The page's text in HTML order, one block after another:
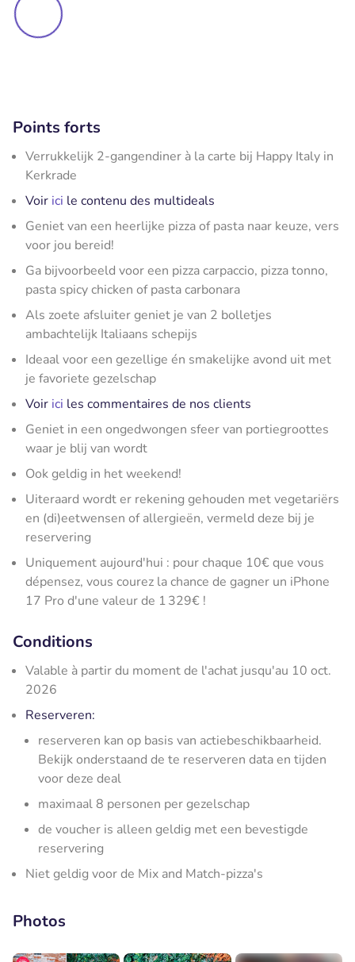
Points forts
Verrukkelijk 2-gangendiner à la carte bij Happy Italy in
Kerkrade
Voir ici le contenu des multideals
Geniet van een heerlijke pizza of pasta naar keuze, vers
voor jou bereid!
Ga bijvoorbeeld voor een pizza carpaccio, pizza tonno,
pasta spicy chicken of pasta carbonara
Als zoete afsluiter geniet je van 2 bolletjes
ambachtelijk Italiaans schepijs
Ideaal voor een gezellige én smakelijke avond uit met
je favoriete gezelschap
Voir ici les commentaires de nos clients
Geniet in een ongedwongen sfeer van portiegroottes
waar je blij van wordt
Ook geldig in het weekend!
Uiteraard wordt er rekening gehouden met vegetariërs
en (di)eetwensen of allergieën, vermeld deze bij je
reservering
Uniquement aujourd'hui : pour chaque 10€ que vous
dépensez, vous courez la chance de gagner un iPhone
17 Pro d'une valeur de 1 329€ !
Conditions
Valable à partir du moment de l'achat jusqu'au 10 oct.
2026
Reserveren:
reserveren kan op basis van actiebeschikbaarheid.
Bekijk onderstaand de te reserveren data en tijden
voor deze deal
maximaal 8 personen per gezelschap
de voucher is alleen geldig met een bevestigde
reservering
Niet geldig voor de Mix and Match-pizza's
Photos